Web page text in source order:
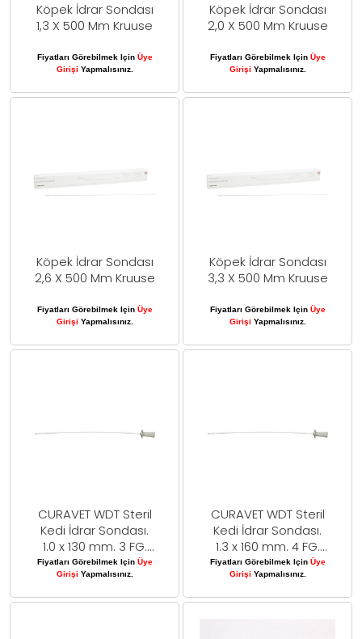
Köpek İdrar Sondası
1,3 X 500 Mm Kruuse
Fiyatları Görebilmek Için Üye
Girişi Yapmalısınız.
Köpek İdrar Sondası
2,0 X 500 Mm Kruuse
Fiyatları Görebilmek Için Üye
Girişi Yapmalısınız.
Köpek İdrar Sondası
2,6 X 500 Mm Kruuse
Fiyatları Görebilmek Için Üye
Girişi Yapmalısınız.
Köpek İdrar Sondası
3,3 X 500 Mm Kruuse
Fiyatları Görebilmek Için Üye
Girişi Yapmalısınız.
CURAVET WDT Steril
Kedi İdrar Sondası.
1.0 x 130 mm. 3 FG.
Mandrenli
Fiyatları Görebilmek Için Üye
Girişi Yapmalısınız.
CURAVET WDT Steril
Kedi İdrar Sondası.
1.3 x 160 mm. 4 FG.
Mandrenli
Fiyatları Görebilmek Için Üye
Girişi Yapmalısınız.